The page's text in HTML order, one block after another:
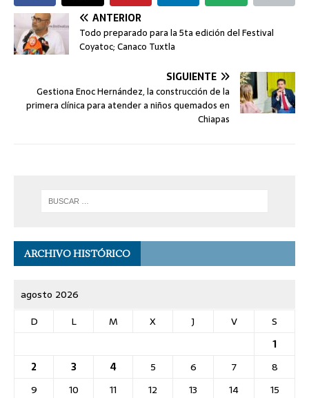
ANTERIOR
Todo preparado para la 5ta edición del Festival
Coyatoc; Canaco Tuxtla
SIGUIENTE
Gestiona Enoc Hernández, la construcción de la
primera clínica para atender a niños quemados en
Chiapas
ARCHIVO HISTÓRICO
agosto 2026
D
L M X J V
S
1
2
3 4 5 6 7
8
9
10 11 12 13 14
15